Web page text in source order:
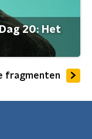
20: Het
fragmenten